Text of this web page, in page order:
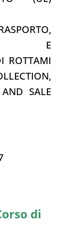
E
ROTTAMI
AND SALE
di